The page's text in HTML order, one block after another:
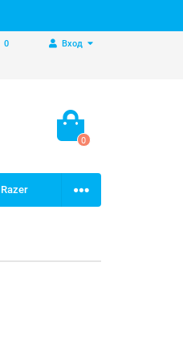
Вход
0
0
Razer